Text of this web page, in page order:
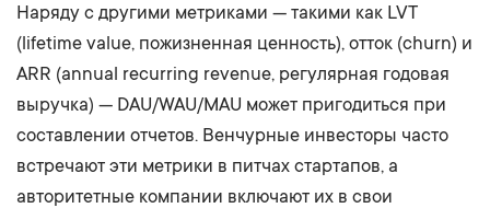
Наряду с другими метриками — такими как LVT
(lifetime value, пожизненная ценность), отток (churn) и
ARR (annual recurring revenue, регулярная годовая
выручка) — DAU/WAU/MAU может пригодиться при
составлении отчетов. Венчурные инвесторы часто
встречают эти метрики в питчах стартапов, а
авторитетные компании включают их в свои